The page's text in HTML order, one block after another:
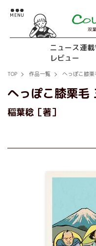
双
ニュース連載
レビュー
TOP 作品一覧 へっぽこ膝栗
へっぽこ膝栗毛
稲葉稔［著］